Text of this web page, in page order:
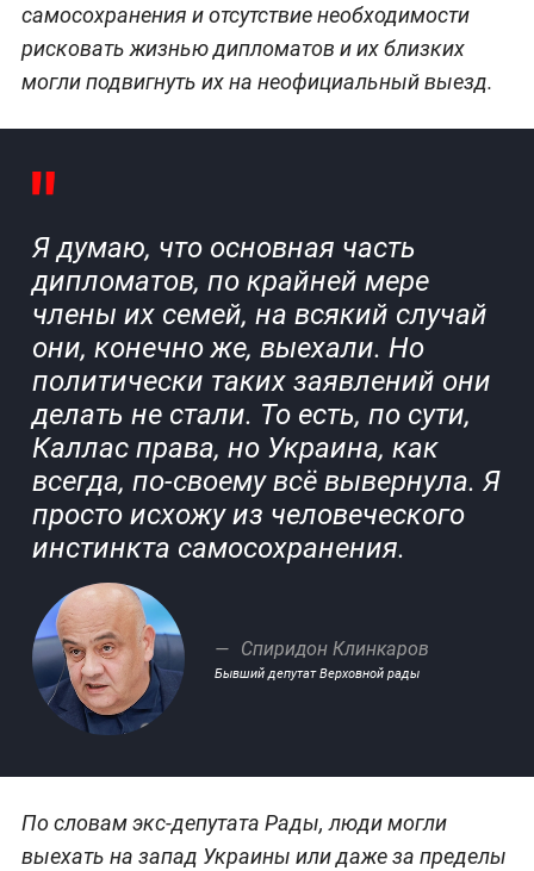
самосохранения и отсутствие необходимости
рисковать жизнью дипломатов и их близких
могли подвигнуть их на неофициальный выезд.
Я думаю, что основная часть
дипломатов, по крайней мере
члены их семей, на всякий случай
они, конечно же, выехали. Но
политически таких заявлений они
делать не стали. То есть, по сути,
Каллас права, но Украина, как
всегда, по-своему всё вывернула. Я
просто исхожу из человеческого
инстинкта самосохранения.
Спиридон Клинкаров
Бывший депутат Верховной рады
По словам экс-депутата Рады, люди могли
выехать на запад Украины или даже за пределы